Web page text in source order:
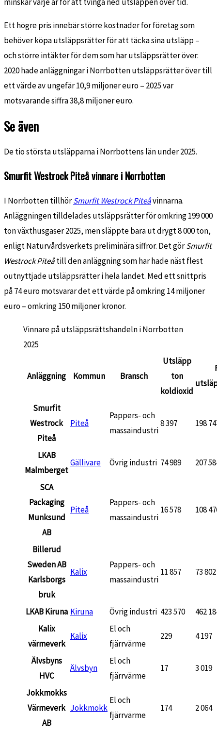
Ett högre pris innebär större kostnader för företag som
behöver köpa utsläppsrätter för att täcka sina utsläpp –
och större intäkter för dem som har utsläppsrätter över:
2020 hade anläggningar i Norrbotten utsläppsrätter över till
ett värde av ungefär 10,9 miljoner euro – 2025 var
motsvarande siffra 38,8 miljoner euro.
Se även
De tio största utsläpparna iNorrbottens länunder 2025.
Smurfit Westrock Piteå vinnare i Norrbotten
I Norrbotten tillhörSmurfit Westrock Piteåvinnarna.
Anläggningen tilldelades utsläppsrätter för omkring 199 000
ton växthusgaser 2025, men släppte bara ut drygt 8 000 ton,
enligt Naturvårdsverkets preliminära siffror. Det görSmurfit
Westrock Piteåtill den anläggning som har hade näst flest
outnyttjade utsläppsrätter i hela landet. Med ett snittpris
på 74 euro motsvarar det ett värde på omkring 14 miljoner
euro – omkring 150 miljoner kronor.
Vinnare på utsläppsrättshandeln i Norrbotten
2025
Anläggning Kommun Bransch
Utsläpp
ton
koldioxid
Smurfit
Westrock
Piteå
Piteå
Pappers- och
massaindustri
8 397 198
LKAB
Malmberget
Gällivare Övrig industri 74 989 207
SCA
Packaging
Munksund
AB
Piteå
Pappers- och
massaindustri
16 578 108
Billerud
Sweden AB
Karlsborgs
bruk
Kalix
Pappers- och
massaindustri
11 857 73 802
LKAB Kiruna Kiruna Övrig industri 423 570
462
Kalix
värmeverk
Kalix
El och
fjärrvärme
229 4 197
Älvsbyns
HVC
Älvsbyn
El och
fjärrvärme
17 3 019
Jokkmokks
Värmeverk
AB
Jokkmokk
El och
fjärrvärme
174 2 064